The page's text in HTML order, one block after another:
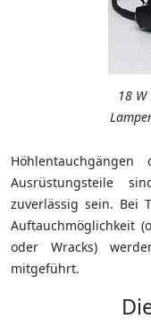
18
Ausrüstungsteile
zuverlässig sein. Bei
Auftauchmöglichkeit
oder Wracks)
mitgeführt.